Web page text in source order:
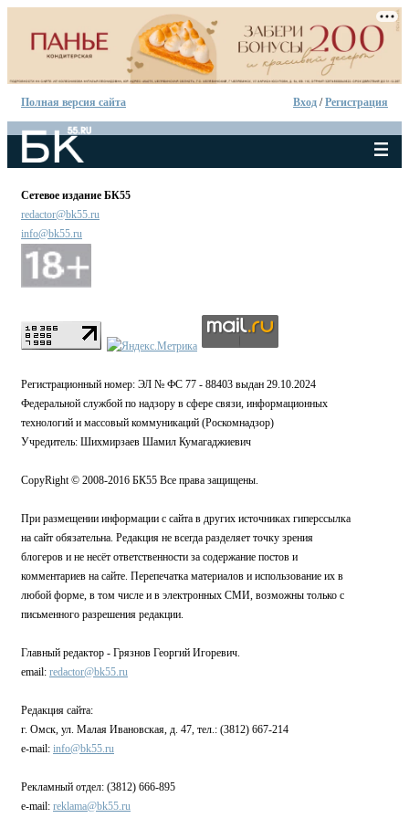
Полная версия сайта Вход /Регистрация
Сетевое издание БК55
redactor@bk55.ru
info@bk55.ru
Регистрационный номер: ЭЛ № ФС 77 - 88403 выдан 29.10.2024
Федеральной службой по надзору в сфере связи, информационных
технологий и массовый коммуникаций (Роскомнадзор)
Учредитель: Шихмирзаев Шамил Кумагаджиевич
CopyRight © 2008-2016 БК55 Все права защищены.
При размещении информации с сайта в других источниках гиперссылка
на сайт обязательна. Редакция не всегда разделяет точку зрения
блогеров и не несёт ответственности за содержание постов и
комментариев на сайте. Перепечатка материалов и использование их в
любой форме, в том числе и в электронных СМИ, возможны только с
письменного разрешения редакции.
Главный редактор - Грязнов Георгий Игоревич.
email: redactor@bk55.ru
Редакция сайта:
г. Омск, ул. Малая Ивановская, д. 47, тел.: (3812) 667-214
e-mail: info@bk55.ru
Рекламный отдел: (3812) 666-895
e-mail: reklama@bk55.ru